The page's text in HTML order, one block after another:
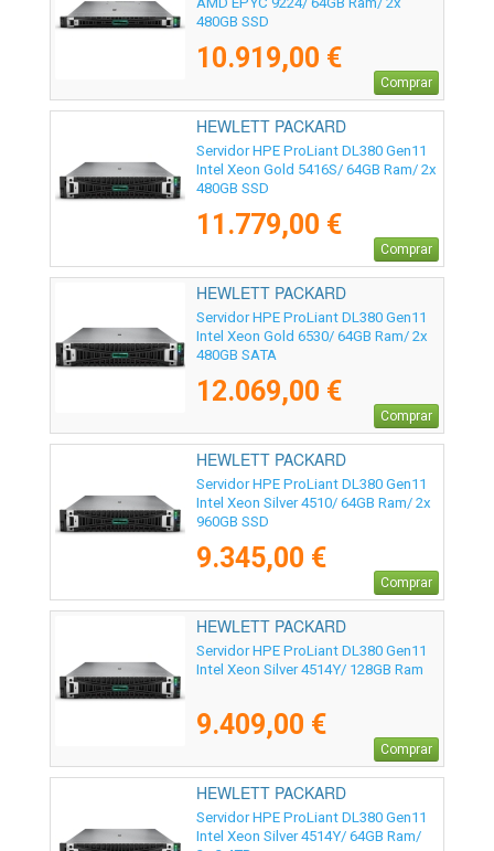
480GB SSD
10.919,00 €
Comprar
HEWLETT PACKARD
ENTERPRISE - P81784-425
Servidor HPE ProLiant DL380 Gen11
Intel Xeon Gold 5416S/ 64GB Ram/ 2x
480GB SSD
11.779,00 €
Comprar
HEWLETT PACKARD
ENTERPRISE - P81787-425
Servidor HPE ProLiant DL380 Gen11
Intel Xeon Gold 6530/ 64GB Ram/ 2x
480GB SATA
12.069,00 €
Comprar
HEWLETT PACKARD
ENTERPRISE - P71674-425
Servidor HPE ProLiant DL380 Gen11
Intel Xeon Silver 4510/ 64GB Ram/ 2x
960GB SSD
9.345,00 €
Comprar
HEWLETT PACKARD
ENTERPRISE - P77242-425
Servidor HPE ProLiant DL380 Gen11
Intel Xeon Silver 4514Y/ 128GB Ram
9.409,00 €
Comprar
HEWLETT PACKARD
ENTERPRISE - P77235-425
Servidor HPE ProLiant DL380 Gen11
Intel Xeon Silver 4514Y/ 64GB Ram/